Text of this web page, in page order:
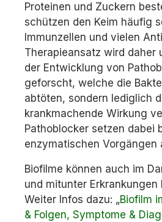
Proteinen und Zuckern
schützen den Keim häufig
Immunzellen und vielen
Therapieansatz wird daher
der Entwicklung von
geforscht, welche die
abtöten, sondern lediglich
krankmachende Wirkung
Pathoblocker setzen dabei
enzymatischen Vorgängen
Biofilme können auch im
und mitunter Erkrankungen
Weiter Infos dazu: „Biofilm
& Folgen, Symptome &